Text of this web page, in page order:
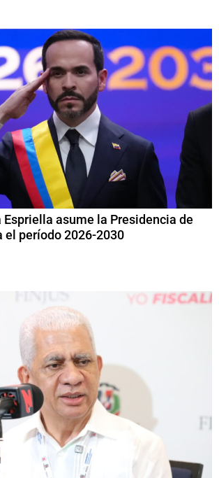
Espriella asume la Presidencia de
el período 2026-2030